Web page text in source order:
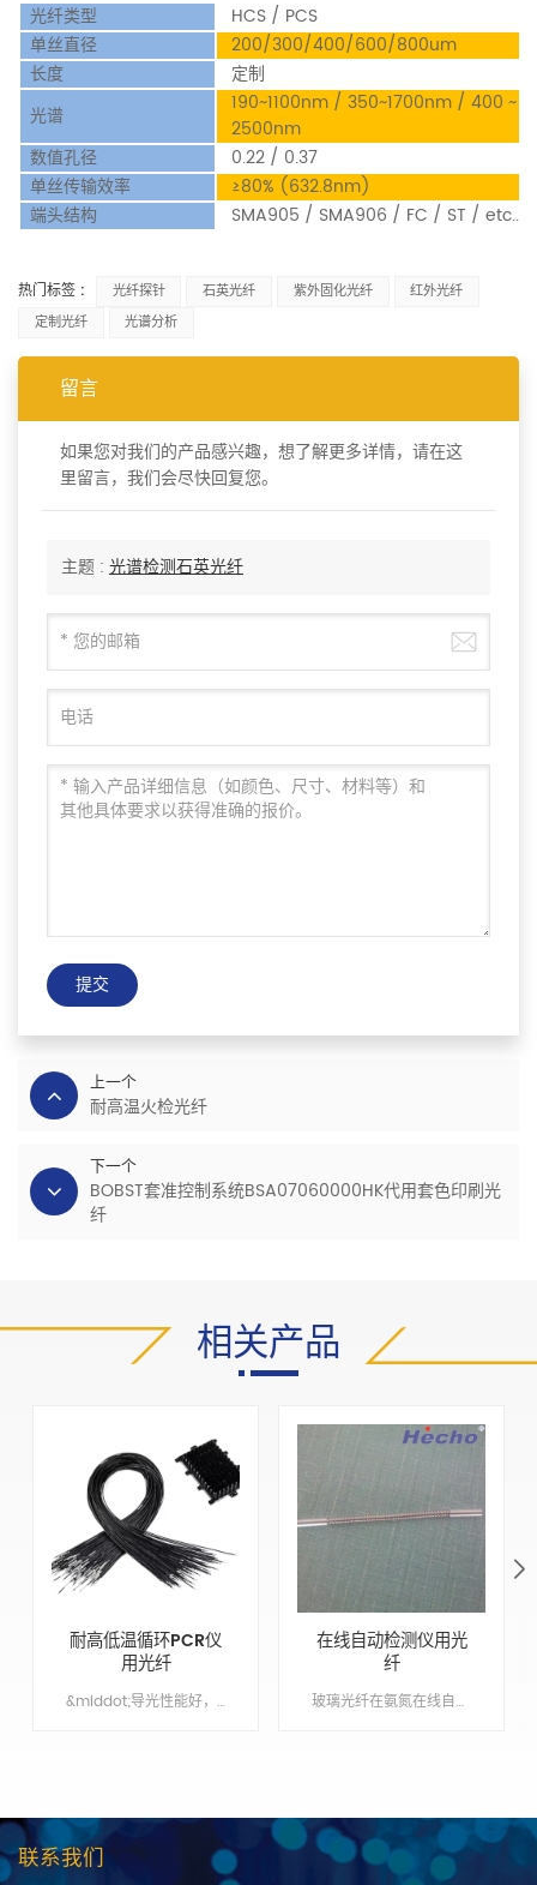
光纤类型
HCS / PCS
单丝直径
200/300/400/600/800um
长度
定制
光谱
190~1100nm / 350~1700nm / 400 ~
2500nm
数值孔径
0.22 / 0.37
单丝传输效率
≥80% (632.8nm)
端头结构
SMA905 / SMA906 / FC / ST / etc...
热门标签 : 光纤探针 石英光纤 紫外固化光纤
红外光纤
定制光纤
光谱分析
留言
如果您对我们的产品感兴趣，想了解更多详情，请在这
里留言，我们会尽快回复您。
主题 : 光谱检测石英光纤
提交
上一个
耐高温火检光纤
下一个
BOBST套准控制系统BSA07060000HK代用套色印刷光
纤
相关产品
耐高低温循环PCR仪
用光纤
&middot;导光性能好，传输率高 &middot;坚实耐用，稳定性高 &middot;原装进口高品质光纤 &middot;提供OEM & ODM 服务
在线自动检测仪用光
纤
玻璃光纤在氨氮在线自动检测仪应用，总磷在线自动检测仪应用 Min order:1 ShippingPort:Nanjing Original Region:Nanjing Lead Time:1 - 2 weeks
联系我们